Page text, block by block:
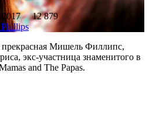
12 879
прекрасная Мишель Филлипс,
экс-участница знаменитого в
and The Papas.